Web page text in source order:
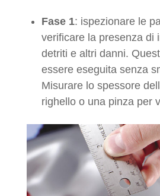
Fase 1: ispezionare le
verificare la presenza di
detriti e altri danni.
essere eseguita senza
Misurare lo spessore
righello o una pinza per